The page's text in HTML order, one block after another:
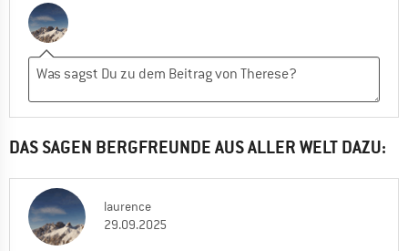
DAS SAGEN BERGFREUNDE AUS ALLER WELT DAZU:
laurence
29.09.2025